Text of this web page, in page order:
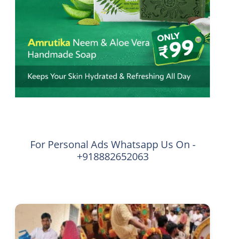
For Personal Ads Whatsapp Us On -
+918882652063